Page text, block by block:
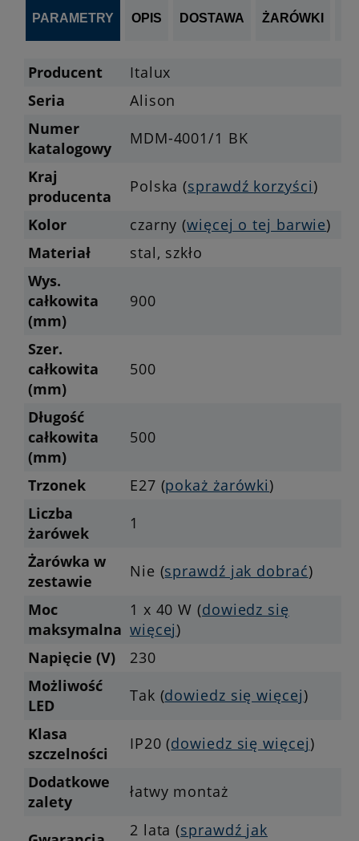
PARAMETRY OPIS DOSTAWA ŻARÓWKI
Producent
Italux
Seria
Alison
Numer
katalogowy
MDM-4001/1 BK
Kraj
producenta
Polska (sprawdź korzyści)
Kolor
czarny (więcej o tej barwie)
Materiał
stal, szkło
Wys.
całkowita
(mm)
900
Szer.
całkowita
(mm)
500
Długość
całkowita
(mm)
500
Trzonek E27 (pokaż żarówki)
Liczba
żarówek
1
Żarówka w
zestawie
Nie (sprawdź jak dobrać)
Moc
maksymalna
1 x 40 W (dowiedz się
więcej)
Napięcie (V)
230
Możliwość
LED
Tak (dowiedz się więcej)
Klasa
szczelności
IP20 (dowiedz się więcej)
Dodatkowe
zalety
łatwy montaż
2 lata (sprawdź jak